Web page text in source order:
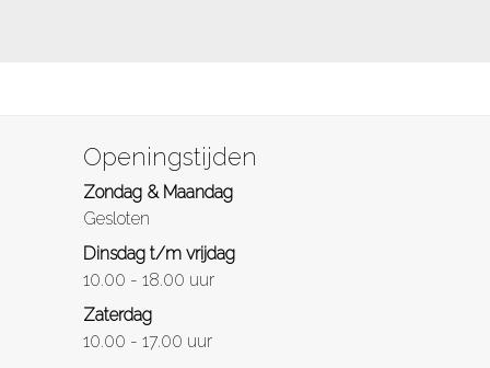
Openingstijden
Zondag & Maandag
Gesloten
Dinsdag t/m vrijdag
10.00 - 18.00 uur
Zaterdag
10.00 - 17.00 uur